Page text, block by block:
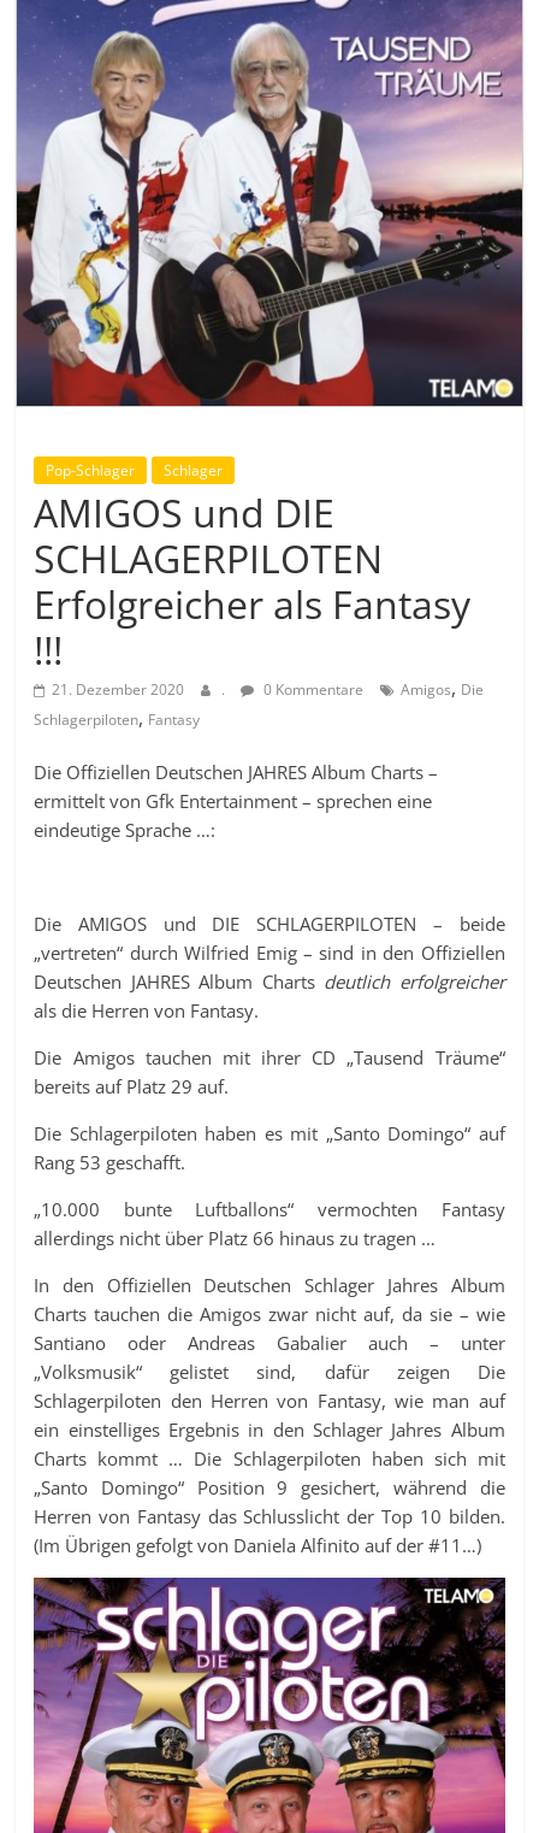
Pop-Schlager Schlager
AMIGOS und DIE
SCHLAGERPILOTEN
Erfolgreicher als Fantasy
!!!
21. Dezember 2020 . 0 Kommentare Amigos, Die
Schlagerpiloten, Fantasy
Die Offiziellen Deutschen JAHRES Album Charts –
ermittelt von Gfk Entertainment – sprechen eine
eindeutige Sprache …:
Die AMIGOS und DIE SCHLAGERPILOTEN – beide
„vertreten“ durch Wilfried Emig – sind in den Offiziellen
Deutschen JAHRES Album Charts deutlich erfolgreicher
als die Herren von Fantasy.
Die Amigos tauchen mit ihrer CD „Tausend Träume“
bereits auf Platz 29 auf.
Die Schlagerpiloten haben es mit „Santo Domingo“ auf
Rang 53 geschafft.
„10.000 bunte Luftballons“ vermochten Fantasy
allerdings nicht über Platz 66 hinaus zu tragen …
In den Offiziellen Deutschen Schlager Jahres Album
Charts tauchen die Amigos zwar nicht auf, da sie – wie
Santiano oder Andreas Gabalier auch – unter
„Volksmusik“ gelistet sind, dafür zeigen Die
Schlagerpiloten den Herren von Fantasy, wie man auf
ein einstelliges Ergebnis in den Schlager Jahres Album
Charts kommt … Die Schlagerpiloten haben sich mit
„Santo Domingo“ Position 9 gesichert, während die
Herren von Fantasy das Schlusslicht der Top 10 bilden.
(Im Übrigen gefolgt von Daniela Alfinito auf der #11…)